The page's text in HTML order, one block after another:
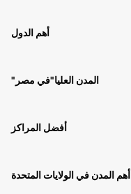
أهم الدول
"المدن العليا"في مصر
أفضل المراكز
أهم المدن في الولايات المتحدة